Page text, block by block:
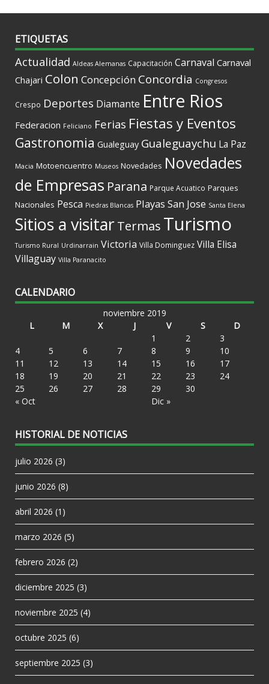
ETIQUETAS
Actualidad Aldeas Alemanas Capacitación Carnaval Carnaval
Chajari Colon Concepción Concordia Congresos
Crespo Deportes Diamante Entre Rios
Federacion Feliciano Ferias Fiestas y Eventos
Gastronomia Gualeguay Gualeguaychu La Paz
Macia Motoencuentro Museos Novedades Novedades
de Empresas Parana Parque Acuatico Parques
Nacionales Pesca Piedras Blancas Playas San Jose Santa Elena
Sitios a visitarTermas Turismo
Turismo Rural Urdinarrain Victoria Villa Dominguez Villa Elisa
Villaguay Villa Paranacito
CALENDARIO
noviembre 2019
L
M X J V S D
« Oct Dic »
1 2
3
4
5 6 7 8 9
10
11
12 13 14 15 16
17
18
19 20 21 22 23
24
25
26 27 28 29 30
HISTORIAL DE NOTICIAS
julio 2026 (3)
junio 2026 (8)
abril 2026 (1)
marzo 2026 (5)
febrero 2026 (2)
diciembre 2025 (3)
noviembre 2025 (4)
octubre 2025 (6)
septiembre 2025 (3)